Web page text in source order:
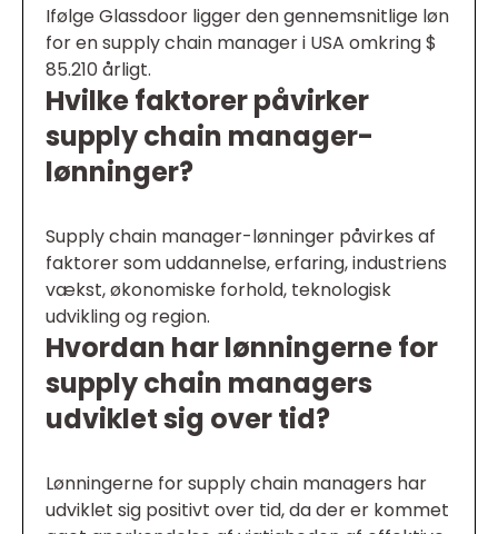
Ifølge Glassdoor ligger den gennemsnitlige løn
for en supply chain manager i USA omkring $
85.210 årligt.
Hvilke faktorer påvirker
supply chain manager-
lønninger?
Supply chain manager-lønninger påvirkes af
faktorer som uddannelse, erfaring, industriens
vækst, økonomiske forhold, teknologisk
udvikling og region.
Hvordan har lønningerne for
supply chain managers
udviklet sig over tid?
Lønningerne for supply chain managers har
udviklet sig positivt over tid, da der er kommet